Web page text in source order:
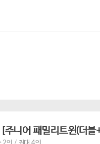
주니어 패밀리트윈(더블